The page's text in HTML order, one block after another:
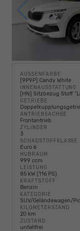
AUSSENFARBE
[9P9P] Candy White
INNENAUSSTATTUNG
[HN] Sitzbezug Stoff
GETRIEBE
ANTRIEBSACHSE
Frontantrieb
ZYLINDER
3
SCHADSTOFFKLASSE
Euro 6
HUBRAUM
999 ccm
LEISTUNG
85 kW (116 PS)
KRAFTSTOFF
Benzin
KATEGORIE
SUV/Geländewagen/
KILOMETERSTAND
20 km
ZUSTAND
unfallfrei